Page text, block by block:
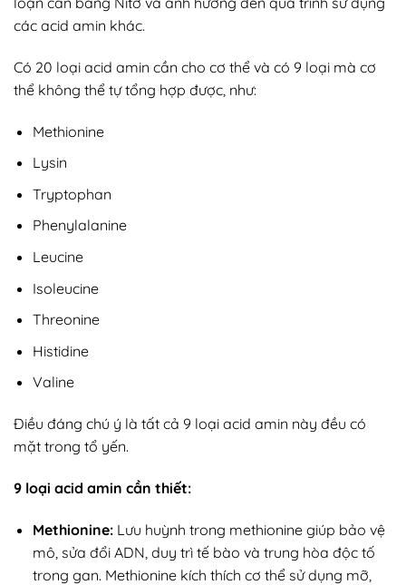
các acid amin khác.
Có 20 loại acid amin cần cho cơ thể và có 9 loại mà cơ
thể không thể tự tổng hợp được, như:
Methionine
Lysin
Tryptophan
Phenylalanine
Leucine
Isoleucine
Threonine
Histidine
Valine
Điều đáng chú ý là tất cả 9 loại acid amin này đều có
mặt trong tổ yến.
9 loại acid amin cần thiết:
Methionine:Lưu huỳnh trong methionine giúp bảo vệ
mô, sửa đổi ADN, duy trì tế bào và trung hòa độc tố
trong gan. Methionine kích thích cơ thể sử dụng mỡ,